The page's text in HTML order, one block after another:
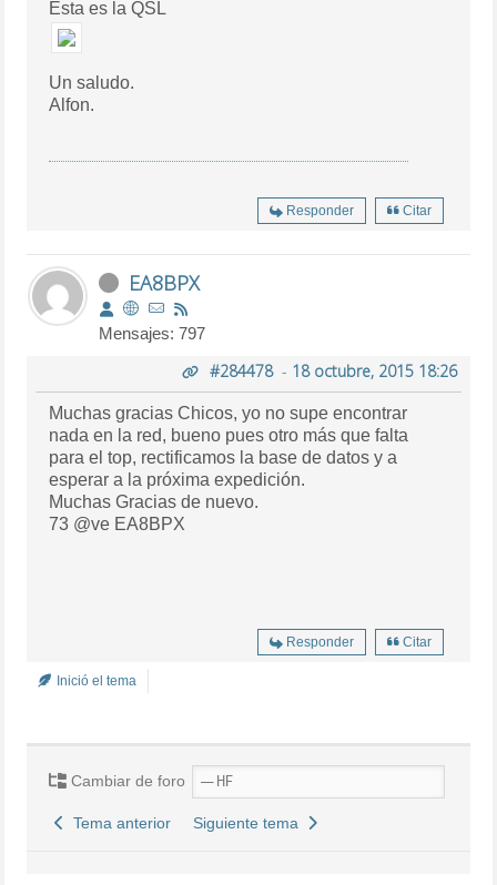
Esta es la QSL
Un saludo.
Alfon.
Responder Citar
EA8BPX
Mensajes: 797
#284478- 18 octubre, 2015 18:26
Muchas gracias Chicos, yo no supe encontrar
nada en la red, bueno pues otro más que falta
para el top, rectificamos la base de datos y a
esperar a la próxima expedición.
Muchas Gracias de nuevo.
73 @ve EA8BPX
Responder Citar
Inició el tema
Cambiar de foro
Tema anterior Siguiente tema